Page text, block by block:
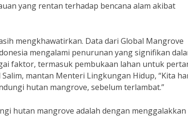
yang rentan terhadap bencana alam akibat
mengkhawatirkan. Data dari Global Mangrove
mengalami penurunan yang signifikan
faktor, termasuk pembukaan lahan untuk
mantan Menteri Lingkungan Hidup, “Kita
hutan mangrove, sebelum terlambat.”
hutan mangrove adalah dengan menggalakkan